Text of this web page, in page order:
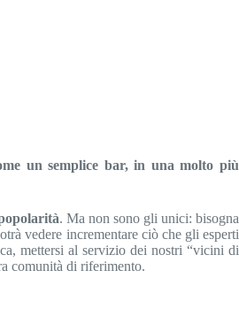
un semplice bar, in una molto più
. Ma non sono gli unici: bisogna
vedere incrementare ciò che gli esperti
mettersi al servizio dei nostri “vicini di
comunità di riferimento.